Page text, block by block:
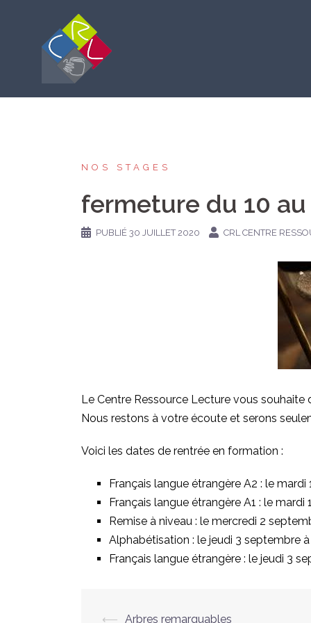
NOS STAGES
fermeture du 10
PUBLIÉ 30 JUILLET 2020 CRL CENTRE
Le Centre Ressource Lecture vous
Nous restons à votre écoute et serons
Voici les dates de rentrée en formation :
Français langue étrangère A2 : le mardi
Français langue étrangère A1 : le mardi
Remise à niveau : le mercredi 2
Alphabétisation : le jeudi 3 septembre
Français langue étrangère : le jeudi 3
⟵ Arbres remarquables